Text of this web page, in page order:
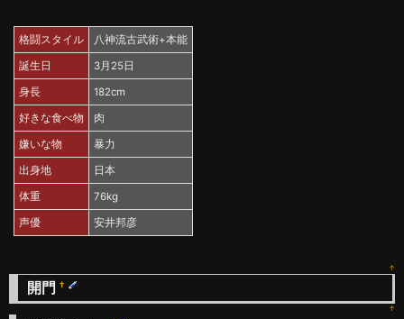
格闘スタイル 八神流古武術+本能
誕生日 3月25日
身長 182cm
好きな食べ物 肉
嫌いな物 暴力
出身地 日本
体重 76kg
声優 安井邦彦
↑
開門 †
↑